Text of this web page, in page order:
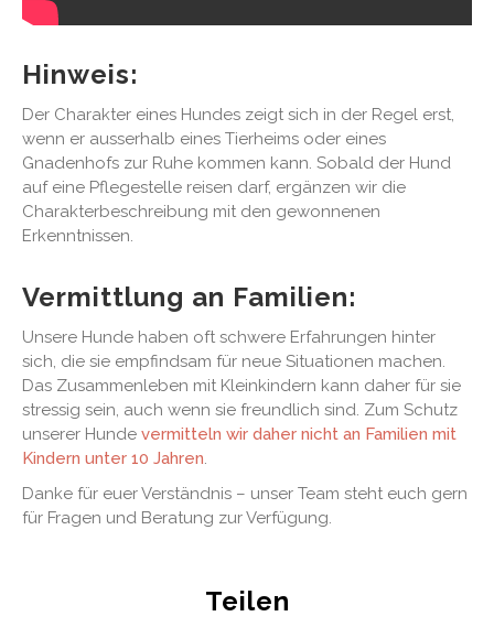
Hinweis:
Der Charakter eines Hundes zeigt sich in der Regel erst,
wenn er ausserhalb eines Tierheims oder eines
Gnadenhofs zur Ruhe kommen kann. Sobald der Hund
auf eine Pflegestelle reisen darf, ergänzen wir die
Charakterbeschreibung mit den gewonnenen
Erkenntnissen.
Vermittlung an Familien:
Unsere Hunde haben oft schwere Erfahrungen hinter
sich, die sie empfindsam für neue Situationen machen.
Das Zusammenleben mit Kleinkindern kann daher für sie
stressig sein, auch wenn sie freundlich sind. Zum Schutz
unserer Hunde vermitteln wir daher nicht an Familien mit
Kindern unter 10 Jahren.
Danke für euer Verständnis – unser Team steht euch gern
für Fragen und Beratung zur Verfügung.
Teilen